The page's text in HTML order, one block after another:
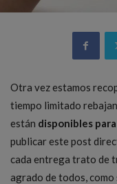
Otra vez estamos
tiempo limitado
están disponibles
publicar este post
cada entrega trato de
agrado de todos,